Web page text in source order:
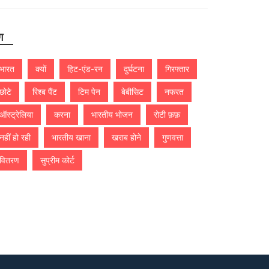
भारत क्यों हिट-एंड-रन दुर्घटना गिरफ्तार
छोटे रिश्ब पैंट टिम पेन बेबीसिट नफरत
ऑस्ट्रेलिया करना भारतीय भोजन रोटी फ़फ़
नहीं हो रही भारतीय खाना खराब होने गुणवत्ता
वितरण सुप्रीम कोर्ट